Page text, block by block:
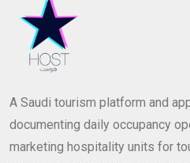
A Saudi tourism platform and
documenting daily occupancy
marketing hospitality units for